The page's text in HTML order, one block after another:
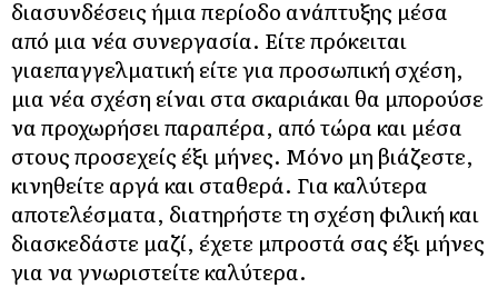
διασυνδέσεις ήμια περίοδο ανάπτυξης μέσα
από μια νέα συνεργασία. Είτε πρόκειται
γιαεπαγγελματική είτε για προσωπική σχέση,
μια νέα σχέση είναι στα σκαριάκαι θα μπορούσε
να προχωρήσει παραπέρα, από τώρα και μέσα
στους προσεχείς έξι μήνες. Μόνο μη βιάζεστε,
κινηθείτε αργά και σταθερά. Για καλύτερα
αποτελέσματα, διατηρήστε τη σχέση φιλική και
διασκεδάστε μαζί, έχετε μπροστά σας έξι μήνες
για να γνωριστείτε καλύτερα.